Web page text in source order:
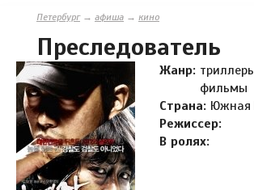
Петербург→ афиша → кино
Преследователь
Жанр:
фильмы
Страна: Южная
Режиссер:
В ролях: